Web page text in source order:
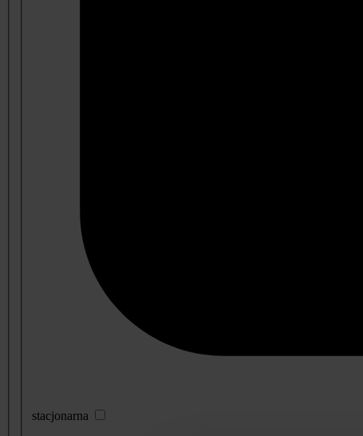
stacjonarna